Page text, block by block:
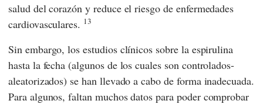
salud del corazón y reduce el riesgo de enfermedades
cardiovasculares. 13
Sin embargo, los estudios clínicos sobre la espirulina
hasta la fecha (algunos de los cuales son controlados-
aleatorizados) se han llevado a cabo de forma inadecuada.
Para algunos, faltan muchos datos para poder comprobar